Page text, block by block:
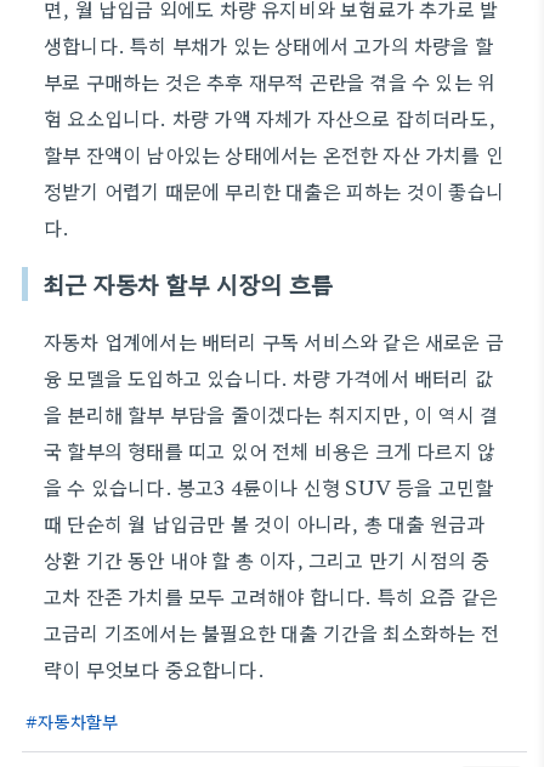
면, 월 납입금 외에도 차량 유지비와 보험료가 추가로 발
생합니다. 특히 부채가 있는 상태에서 고가의 차량을 할
부로 구매하는 것은 추후 재무적 곤란을 겪을 수 있는 위
험 요소입니다. 차량 가액 자체가 자산으로 잡히더라도,
할부 잔액이 남아있는 상태에서는 온전한 자산 가치를 인
정받기 어렵기 때문에 무리한 대출은 피하는 것이 좋습니
다.
최근 자동차 할부 시장의 흐름
자동차 업계에서는 배터리 구독 서비스와 같은 새로운 금
융 모델을 도입하고 있습니다. 차량 가격에서 배터리 값
을 분리해 할부 부담을 줄이겠다는 취지지만, 이 역시 결
국 할부의 형태를 띠고 있어 전체 비용은 크게 다르지 않
을 수 있습니다. 봉고3 4륜이나 신형 SUV 등을 고민할
때 단순히 월 납입금만 볼 것이 아니라, 총 대출 원금과
상환 기간 동안 내야 할 총 이자, 그리고 만기 시점의 중
고차 잔존 가치를 모두 고려해야 합니다. 특히 요즘 같은
고금리 기조에서는 불필요한 대출 기간을 최소화하는 전
략이 무엇보다 중요합니다.
자동차할부